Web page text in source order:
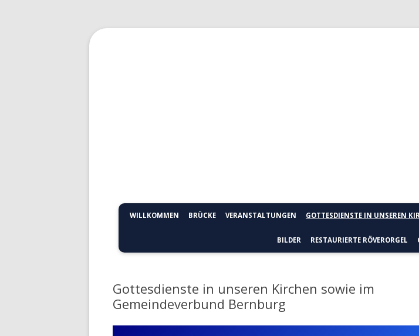
Skip
WILLKOMMEN BRÜCKE VERANSTALTUNGEN GOTTESDIENSTE IN UNSEREN
BILDER RESTAURIERTE RÖVERORGEL
Gottesdienste in unseren Kirchen sowie im
Gemeindeverbund Bernburg